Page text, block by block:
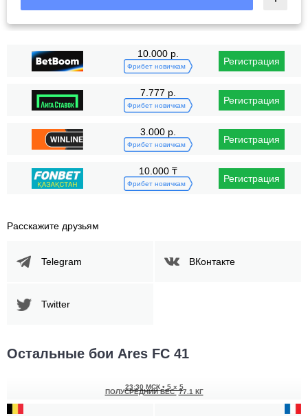
10.000 р.
Фрибет новичкам Регистрация
7.777 р.
Фрибет новичкам Регистрация
3.000 р.
Фрибет новичкам Регистрация
10.000 ₸
Фрибет новичкам Регистрация
Расскажите друзьям
Telegram ВКонтакте
Twitter
Остальные бои Ares FC 41
23:30 МСК • 5 x 5
ПОЛУСРЕДНИЙ ВЕС 77.1 КГ